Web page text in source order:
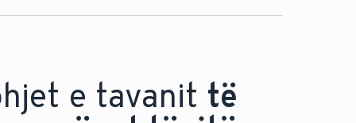
e tavanit të